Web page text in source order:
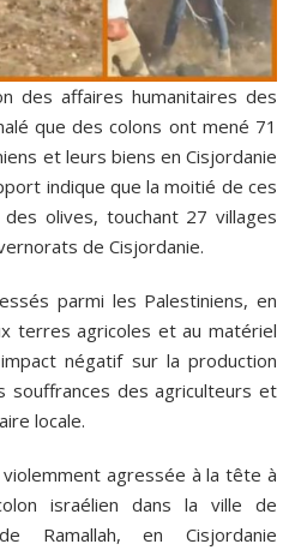
des affaires humanitaires des
que des colons ont mené 71
et leurs biens en Cisjordanie
indique que la moitié de ces
olives, touchant 27 villages
de Cisjordanie.
parmi les Palestiniens, en
terres agricoles et au matériel
négatif sur la production
souffrances des agriculteurs et
locale.
agressée à la tête à
israélien dans la ville de
Ramallah, en Cisjordanie